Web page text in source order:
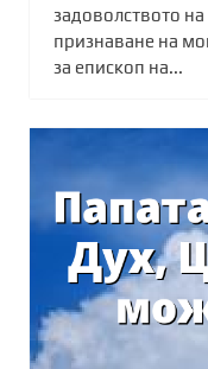
задоволството
признаване на
за епископ на...